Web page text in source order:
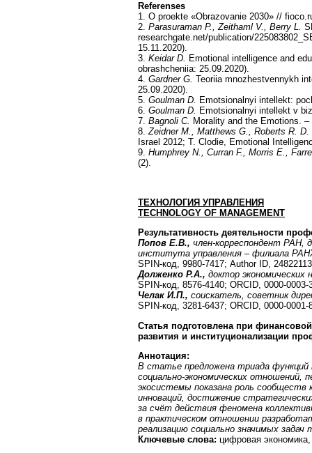
Referenses
1. O proekte «Obrazovanie 2030» //
2. Parasuraman P., Zeithaml V., Berry L.
researchgate.net/publication/
15.11.2020).
3. Keidar D. Emotional intelligence and
obrashcheniia: 25.09.2020).
4. Gardner G. Teoriia mnozhestvennykh
25.09.2020).
5. Goulman D. Emotsionalnyi intellekt:
6. Goulman D. Emotsionalnyi intellekt v
7. Bagnoli С. Morality and the Emotions.
8.Zeidner М., Matthews G., Roberts R. D.
Israel 2012; T. Clodie, Emotional
9. Humphrey N., Curran F., Morris E.,
(2).
ТЕХНОЛОГИЯ УПРАВЛЕНИЯ
TECHNOLOGY OF MANAGEMENT
Результативность деятельности
Попов Е.В., член-корреспондент РАН,
института управления – филиала
SPIN-код, 9980-7417; Author ID,
Долженко Р.А., доктор
SPIN-код, 8576-4140; ORCID, 0000-
Челак И.П., соискатель, советник
SPIN-код, 3281-6437; ORCID, 0000-0001-
Статья подготовлена при
развития и институционализации
Аннотация:
В статье предложена триада
социально-экономических отношений,
экосистемы показана роль сообществ
инноваций, достижение
за счёт действия феномена
в практическом отношении
реализацию социально значимых
Ключевые слова: цифровая